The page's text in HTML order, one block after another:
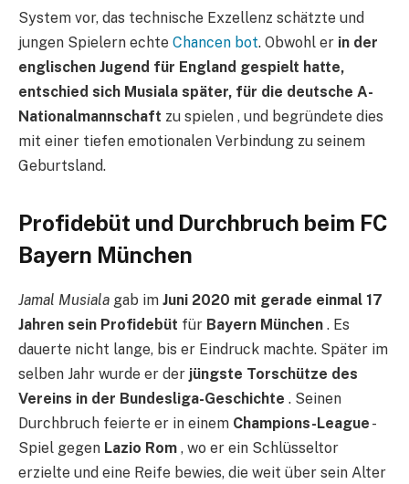
System vor, das technische Exzellenz schätzte und
jungen Spielern echte Chancen bot. Obwohl er in der
englischen Jugend für England gespielt hatte,
entschied sich Musiala später, für die deutsche A-
Nationalmannschaft zu spielen , und begründete dies
mit einer tiefen emotionalen Verbindung zu seinem
Geburtsland.
Profidebüt und Durchbruch beim FC
Bayern München
Jamal Musiala gab im Juni 2020 mit gerade einmal 17
Jahren sein Profidebüt für Bayern München . Es
dauerte nicht lange, bis er Eindruck machte. Später im
selben Jahr wurde er der jüngste Torschütze des
Vereins in der Bundesliga-Geschichte . Seinen
Durchbruch feierte er in einem Champions-League -
Spiel gegen Lazio Rom , wo er ein Schlüsseltor
erzielte und eine Reife bewies, die weit über sein Alter